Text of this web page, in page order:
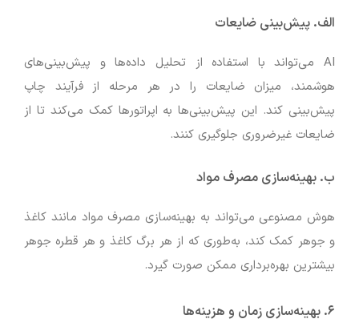
الف. پیش‌بینی ضایعات
AI می‌تواند با استفاده از تحلیل داده‌ها و پیش‌بینی‌های
هوشمند، میزان ضایعات را در هر مرحله از فرآیند چاپ
پیش‌بینی کند. این پیش‌بینی‌ها به اپراتورها کمک می‌کند تا از
ضایعات غیرضروری جلوگیری کنند.
ب. بهینه‌سازی مصرف مواد
هوش مصنوعی می‌تواند به بهینه‌سازی مصرف مواد مانند کاغذ
و جوهر کمک کند، به‌طوری که از هر برگ کاغذ و هر قطره جوهر
بیشترین بهره‌برداری ممکن صورت گیرد.
۶. بهینه‌سازی زمان و هزینه‌ها